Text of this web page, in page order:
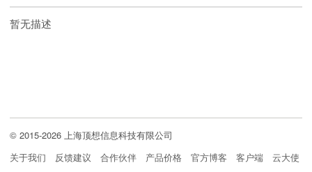
暂无描述
© 2015-2026 上海顶想信息科技有限公司
关于我们
反馈建议 合作伙伴 产品价格 官方博客 客户端
云大使